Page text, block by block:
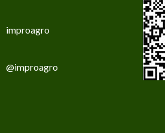
improagro
@improagro